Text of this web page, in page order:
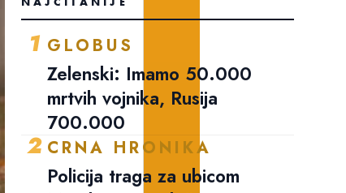
1 GLOBUS
Zelenski: Imamo 50.000
mrtvih vojnika, Rusija
700.000
2 CRNA HRONIKA
Policija traga za ubicom